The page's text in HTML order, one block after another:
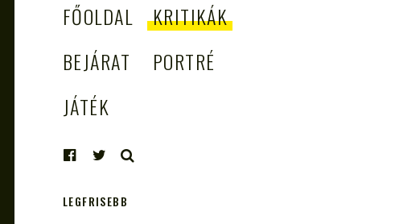
– AZ EGÉSZSÉGES
OLVASÁS
TÁMOGATÓJA
FŐOLDAL
KRITIKÁK
BEJÁRAT
PORTRÉ
JÁTÉK
LEGFRISEBB